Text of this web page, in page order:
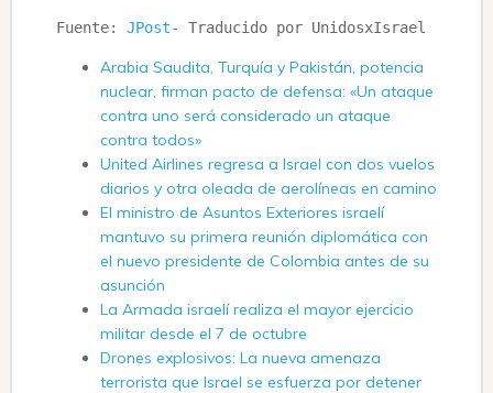
Fuente: JPost- Traducido por UnidosxIsrael
Arabia Saudita, Turquía y Pakistán, potencia
nuclear, firman pacto de defensa: «Un ataque
contra uno será considerado un ataque
contra todos»
United Airlines regresa a Israel con dos vuelos
diarios y otra oleada de aerolíneas en camino
El ministro de Asuntos Exteriores israelí
mantuvo su primera reunión diplomática con
el nuevo presidente de Colombia antes de su
asunción
La Armada israelí realiza el mayor ejercicio
militar desde el 7 de octubre
Drones explosivos: La nueva amenaza
terrorista que Israel se esfuerza por detener